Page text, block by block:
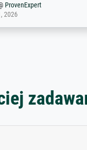
ProvenExpert